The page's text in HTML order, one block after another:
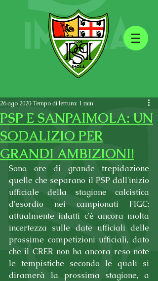
PSP E SANPAIMOLA: UN
SODALIZIO PER
GRANDI AMBIZIONI!
26 ago 2020Tempo di lettura: 1 min
Sono ore di grande trepidazione
quelle che separano il PSP dall'inizio
ufficiale della stagione calcistica
d'esordio nei campionati FIGC:
attualmente infatti c'è ancora molta
incertezza sulle date ufficiali delle
prossime competizioni ufficiali, dato
che il CRER non ha ancora reso note
le tempistiche secondo le quali si
diramerà la prossima stagione, a